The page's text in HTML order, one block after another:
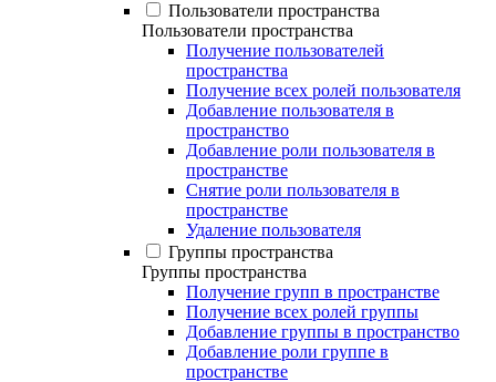
Пользователи пространства
Пользователи пространства
Получение пользователей
пространства
Получение всех ролей пользователя
Добавление пользователя в
пространство
Добавление роли пользователя в
пространстве
Снятие роли пользователя в
пространстве
Удаление пользователя
Группы пространства
Группы пространства
Получение групп в пространстве
Получение всех ролей группы
Добавление группы в пространство
Добавление роли группе в
пространстве